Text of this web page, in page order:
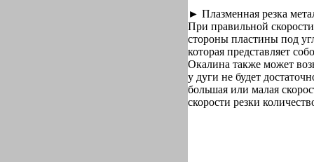
► Плазменная резка
При правильной
стороны пластины под
которая представляет
Окалина также может
у дуги не будет
большая или малая
скорости резки